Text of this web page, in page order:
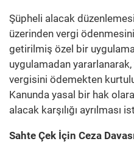
Şüpheli alacak
üzerinden vergi
getirilmiş özel bir
uygulamadan
vergisini ödemekten
Kanunda yasal bir hak
alacak karşılığı ayrılması
Sahte Çek İçin Ceza